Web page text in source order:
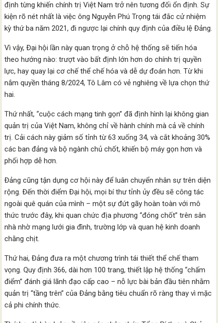
định từng khiến chính trị Việt Nam trở nên tương đối ổn định. Sự
kiện rõ nét nhất là việc ông Nguyễn Phú Trọng tái đắc cử nhiệm
kỳ thứ ba năm 2021, đi ngược lại chính quy định của điều lệ Đảng.
Vì vậy, Đại hội lần này quan trọng ở chỗ hệ thống sẽ tiến hóa
theo hướng nào: trượt vào bất định lớn hơn do chính trị quyền
lực, hay quay lại cơ chế thể chế hóa và dễ dự đoán hơn. Từ khi
nắm quyền tháng 8/2024, Tô Lâm có vẻ nghiêng về lựa chọn thứ
hai.
Thứ nhất, “cuộc cách mạng tinh gọn” đã định hình lại không gian
quản trị của Việt Nam, không chỉ về hành chính mà cả về chính
trị. Cải cách này giảm số tỉnh từ 63 xuống 34, và cắt khoảng 30%
các ban đảng và bộ ngành chủ chốt, khiến bộ máy gọn hơn và
phối hợp dễ hơn.
Đảng cũng tận dụng cơ hội này để luân chuyển nhân sự trên diện
rộng. Đến thời điểm Đại hội, mọi bí thư tỉnh ủy đều sẽ công tác
ngoài quê quán của mình – một sự đứt gãy hoàn toàn với mô
thức trước đây, khi quan chức địa phương “đóng chốt” trên sân
nhà nhờ mạng lưới gia đình, trường lớp và quan hệ kinh doanh
chằng chịt.
Thứ hai, Đảng đưa ra một chương trình tái thiết thể chế tham
vọng. Quy định 366, dài hơn 100 trang, thiết lập hệ thống “chấm
điểm” đánh giá lãnh đạo cấp cao – nỗ lực bài bản đầu tiên nhằm
quản trị “tầng trên” của Đảng bằng tiêu chuẩn rõ ràng thay vì mặc
cả phi chính thức.